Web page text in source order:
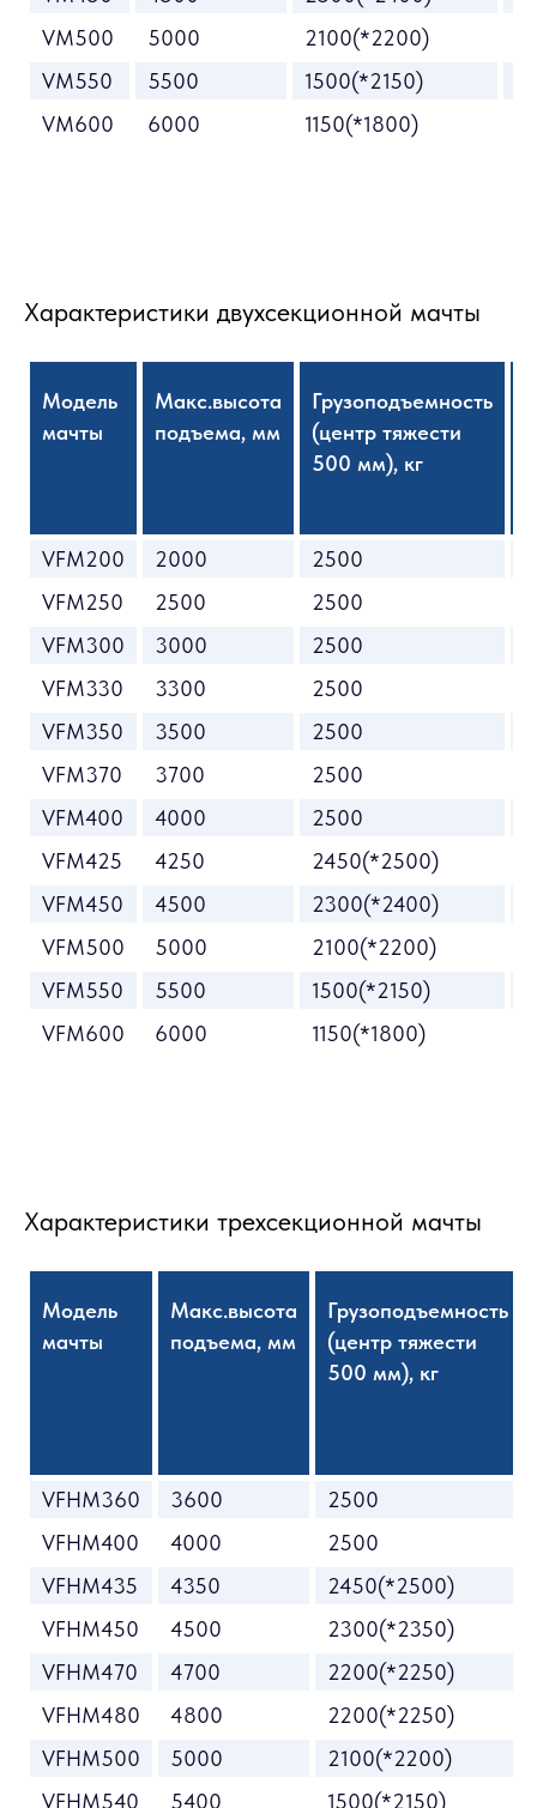
VM500
5000 2100(*2200)
VM550
5500 1500(*2150)
VM600
6000 1150(*1800)
Характеристики двухсекционной мачты
Модель
мачты
Макс.высота
подъема, мм
Грузоподъемность
(центр тяжести
500 мм), кг
VFM200 2000 2500
VFM250
2500 2500
VFM300
3000 2500
VFM330
3300 2500
VFM350
3500 2500
VFM370
3700 2500
VFM400
4000 2500
VFM425
4250 2450(*2500)
VFM450
4500 2300(*2400)
VFM500
5000 2100(*2200)
VFM550
5500 1500(*2150)
VFM600
6000 1150(*1800)
Характеристики трехсекционной мачты
Модель
мачты
Макс.высота
подъема, мм
Грузоподъемность
(центр тяжести
500 мм), кг
VFHM360 3600
2500
VFHM400
4000
2500
VFHM435
4350
2450(*2500)
VFHM450
4500
2300(*2350)
VFHM470
4700
2200(*2250)
VFHM480
4800
2200(*2250)
VFHM500
5000
2100(*2200)
VFHM540
5400
1500(*2150)